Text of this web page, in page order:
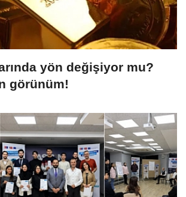
yön değişiyor mu?
görünüm!